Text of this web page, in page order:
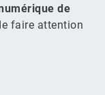
de
faire attention